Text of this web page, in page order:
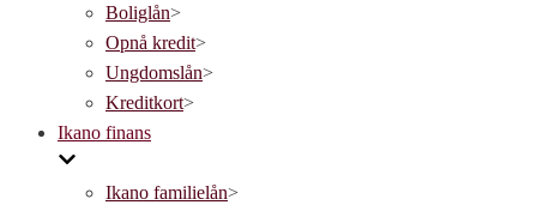
Boliglån>
Opnå kredit>
Ungdomslån>
Kreditkort>
Ikano finans
Ikano familielån>